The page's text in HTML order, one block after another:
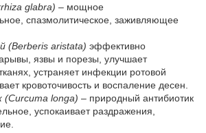
glabra) – мощное
спазмолитическое, заживляющее
(Berberis aristata) эффективно
язвы и порезы, улучшает
устраняет инфекции ротовой
кровоточивость и воспаление десен.
longa) – природный антибиотик
успокаивает раздражения,